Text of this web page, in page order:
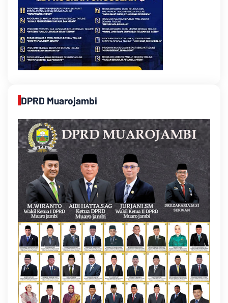
DPRD Muarojambi